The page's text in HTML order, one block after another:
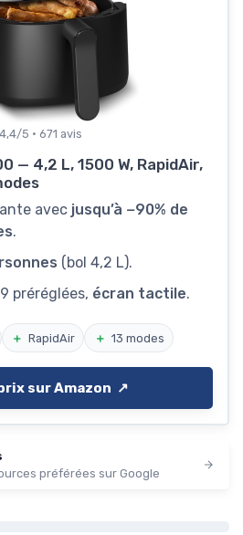
4,4/5 · 671 avis
— 4,2 L, 1500 W, RapidAir,
avec jusqu’à −90% de
.
(bol 4,2 L).
préréglées, écran tactile.
＋ RapidAir ＋ 13 modes
sur Amazon ↗️
préférées sur Google